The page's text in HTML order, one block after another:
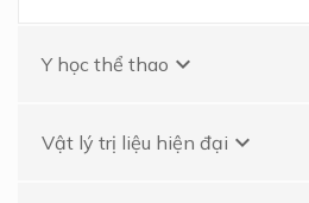
Y học thể thao keyboard_arrow_down
Vật lý trị liệu hiện đại keyboard_arrow_down